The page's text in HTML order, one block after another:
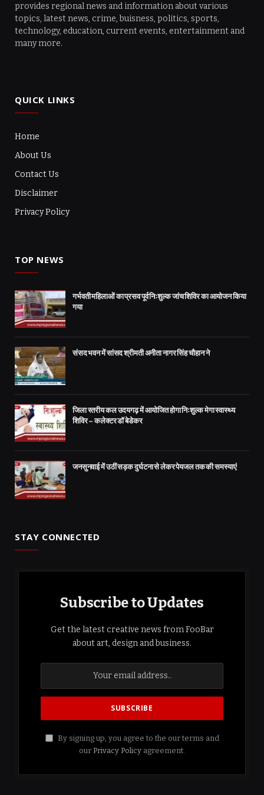
provides regional news and information about various
topics, latest news, crime, buisness, politics, sports,
technology, education, current events, entertainment and
many more.
QUICK LINKS
Home
About Us
Contact Us
Disclaimer
Privacy Policy
TOP NEWS
गर्भवती महिलाओं का प्रसव पूर्व निःशुल्क जांच शिविर का आयोजन किया
गया
संसद भवन में सांसद श्रीमती अनीता नागर सिंह चौहान ने
जिला स्तरीय कल उदयगढ़ में आयोजित होगा निःशुल्क मेगा स्वास्थ्य
शिविर – कलेक्टर डॉ बेडेकर
जनसुनवाई में उठीं सड़क दुर्घटना से लेकर पेयजल तक की समस्याएं
STAY CONNECTED
Subscribe to Updates
Get the latest creative news from FooBar
about art, design and business.
By signing up, you agree to the our terms and
our Privacy Policy agreement.